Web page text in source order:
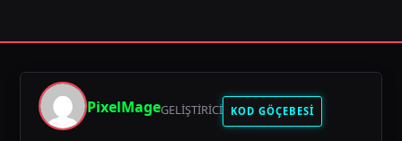
PixelMageGELIŞTIRICI KOD GÖÇEBESİ